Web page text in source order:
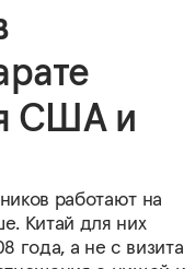
США и
работают на
Китай для них
года, а не с визита